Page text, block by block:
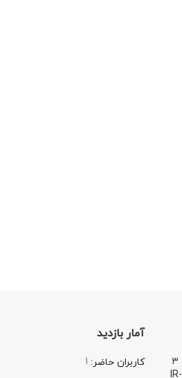
چراغ چشمی COB ثابت 3
وات گرد ویمکس مدل IR-
آمار بازدید
کاربران حاضر: 1